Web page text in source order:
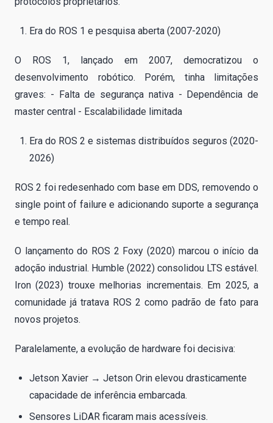
Era do ROS 1 e pesquisa aberta (2007-2020)
O ROS 1, lançado em 2007, democratizou o
desenvolvimento robótico. Porém, tinha limitações
graves: - Falta de segurança nativa - Dependência de
master central - Escalabilidade limitada
Era do ROS 2 e sistemas distribuídos seguros (2020-
2026)
ROS 2 foi redesenhado com base em DDS, removendo o
single point of failure e adicionando suporte a segurança
e tempo real.
O lançamento do ROS 2 Foxy (2020) marcou o início da
adoção industrial. Humble (2022) consolidou LTS estável.
Iron (2023) trouxe melhorias incrementais. Em 2025, a
comunidade já tratava ROS 2 como padrão de fato para
novos projetos.
Paralelamente, a evolução de hardware foi decisiva:
Jetson Xavier → Jetson Orin elevou drasticamente
capacidade de inferência embarcada.
Sensores LiDAR ficaram mais acessíveis.